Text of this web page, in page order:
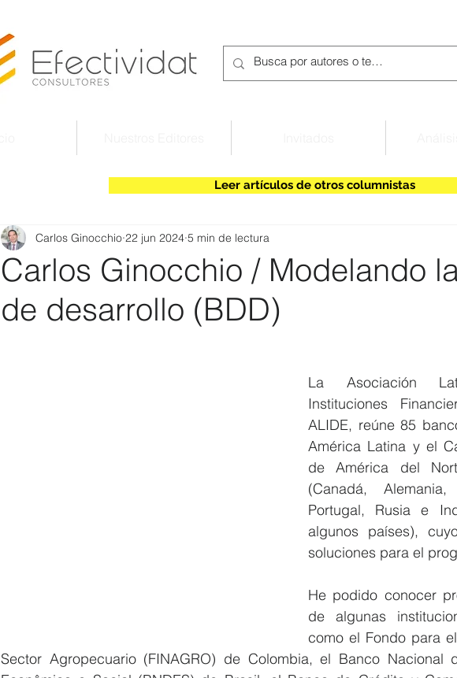
Leer artículos de otros columnistas
Carlos Ginocchio / Modelando
de desarrollo (BDD)
Carlos Ginocchio 22 jun 2024 5 min de lectura
La Asociación
Instituciones
ALIDE, reúne 85
América Latina y el
de América del
(Canadá,
Portugal, Rusia e
algunos países),
soluciones para el
He podido conocer
de algunas
como el Fondo para
Sector Agropecuario (FINAGRO) de Colombia, el Banco Nacional